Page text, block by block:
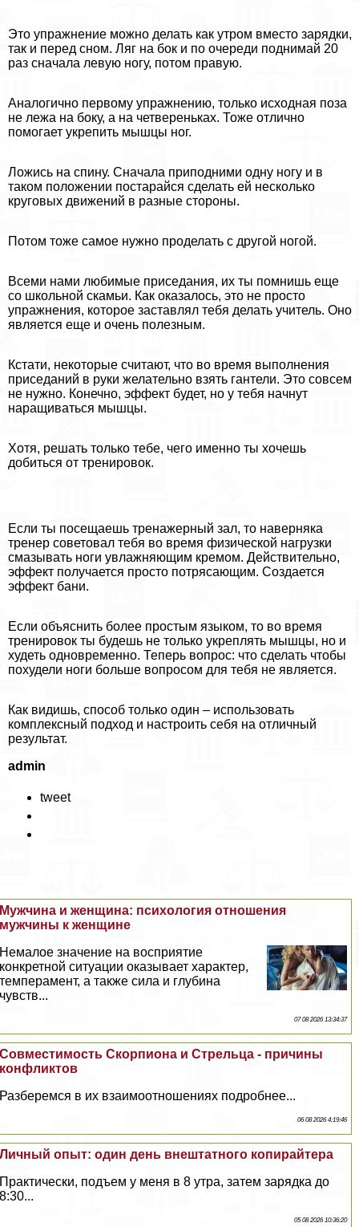
Это упражнение можно делать как утром вместо зарядки,
так и перед сном. Ляг на бок и по очереди поднимай 20
раз сначала левую ногу, потом правую.
Аналогично первому упражнению, только исходная поза
не лежа на боку, а на четвереньках. Тоже отлично
помогает укрепить мышцы ног.
Ложись на спину. Сначала приподними одну ногу и в
таком положении постарайся сделать ей несколько
круговых движений в разные стороны.
Потом тоже самое нужно проделать с другой ногой.
Всеми нами любимые приседания, их ты помнишь еще
со школьной скамьи. Как оказалось, это не просто
упражнения, которое заставлял тебя делать учитель. Оно
является еще и очень полезным.
Кстати, некоторые считают, что во время выполнения
приседаний в руки желательно взять гантели. Это совсем
не нужно. Конечно, эффект будет, но у тебя начнут
наращиваться мышцы.
Хотя, решать только тебе, чего именно ты хочешь
добиться от тренировок.
Если ты посещаешь тренажерный зал, то наверняка
тренер советовал тебя во время физической нагрузки
смазывать ноги увлажняющим кремом. Действительно,
эффект получается просто потрясающим. Создается
эффект бани.
Если объяснить более простым языком, то во время
тренировок ты будешь не только укреплять мышцы, но и
худеть одновременно. Теперь вопрос: что сделать чтобы
похудели ноги больше вопросом для тебя не является.
Как видишь, способ только один – использовать
комплексный подход и настроить себя на отличный
результат.
admin
tweet
Мужчина и женщина: психология отношения
мужчины к женщине
Немалое значение на восприятие
конкретной ситуации оказывает хаpaктер,
темперамент, а также сила и глубина
чувств...
07 08 2026 13:34:37
Совместимость Скорпиона и Стрельца - причины
конфликтов
Разберемся в их взаимоотношениях подробнее...
06 08 2026 4:19:46
Личный опыт: один день внештатного копирайтера
Пpaктически, подъем у меня в 8 утра, затем зарядка до
8:30...
05 08 2026 10:36:20